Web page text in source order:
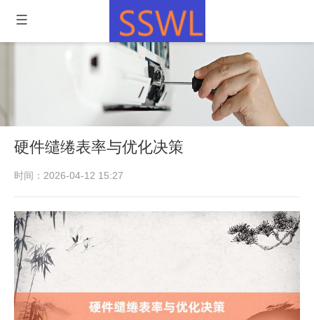
硬件缱绻表率与优化决策
时间：2026-04-12 15:27